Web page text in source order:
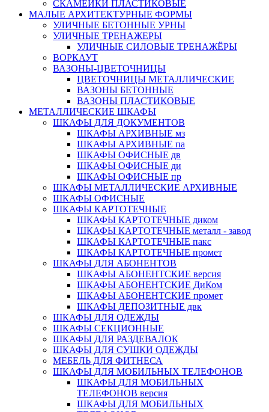
СКАМЕЙКИ ПЛАСТИКОВЫЕ
МАЛЫЕ АРХИТЕКТУРНЫЕ ФОРМЫ
УЛИЧНЫЕ БЕТОННЫЕ УРНЫ
УЛИЧНЫЕ ТРЕНАЖЕРЫ
УЛИЧНЫЕ СИЛОВЫЕ ТРЕНАЖЁРЫ
ВОРКАУТ
ВАЗОНЫ-ЦВЕТОЧНИЦЫ
ЦВЕТОЧНИЦЫ МЕТАЛЛИЧЕСКИЕ
ВАЗОНЫ БЕТОННЫЕ
ВАЗОНЫ ПЛАСТИКОВЫЕ
МЕТАЛЛИЧЕСКИЕ ШКАФЫ
ШКАФЫ ДЛЯ ДОКУМЕНТОВ
ШКАФЫ АРХИВНЫЕ мз
ШКАФЫ АРХИВНЫЕ па
ШКАФЫ ОФИСНЫЕ дв
ШКАФЫ ОФИСНЫЕ ди
ШКАФЫ ОФИСНЫЕ пр
ШКАФЫ МЕТАЛЛИЧЕСКИЕ АРХИВНЫЕ
ШКАФЫ ОФИСНЫЕ
ШКАФЫ КАРТОТЕЧНЫЕ
ШКАФЫ КАРТОТЕЧНЫЕ диком
ШКАФЫ КАРТОТЕЧНЫЕ металл - завод
ШКАФЫ КАРТОТЕЧНЫЕ пакс
ШКАФЫ КАРТОТЕЧНЫЕ промет
ШКАФЫ ДЛЯ АБОНЕНТОВ
ШКАФЫ АБОНЕНТСКИЕ версия
ШКАФЫ АБОНЕНТСКИЕ ДиКом
ШКАФЫ АБОНЕНТСКИЕ промет
ШКАФЫ ДЕПОЗИТНЫЕ двк
ШКАФЫ ДЛЯ ОДЕЖДЫ
ШКАФЫ СЕКЦИОННЫЕ
ШКАФЫ ДЛЯ РАЗДЕВАЛОК
ШКАФЫ ДЛЯ СУШКИ ОДЕЖДЫ
МЕБЕЛЬ ДЛЯ ФИТНЕСА
ШКАФЫ ДЛЯ МОБИЛЬНЫХ ТЕЛЕФОНОВ
ШКАФЫ ДЛЯ МОБИЛЬНЫХ
ТЕЛЕФОНОВ версия
ШКАФЫ ДЛЯ МОБИЛЬНЫХ